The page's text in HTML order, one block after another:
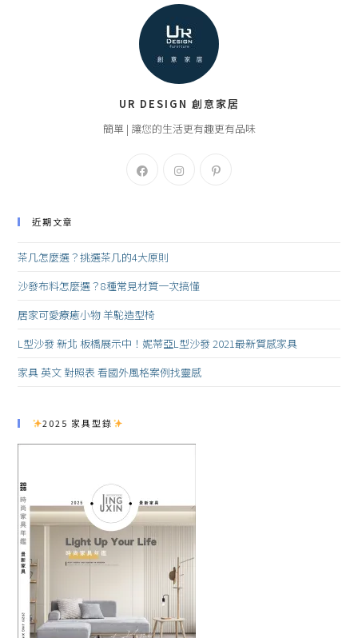
UR DESIGN 創意家居
簡單 | 讓您的生活更有趣更有品味
近期文章
茶几怎麼選？挑選茶几的4大原則
沙發布料怎麼選？8種常見材質一次搞懂
居家可愛療癒小物 羊駝造型椅
L型沙發 新北 板橋展示中！妮蒂亞L型沙發 2021最新質感家具
家具 英文 對照表 看國外風格案例找靈感
2025 家具型錄